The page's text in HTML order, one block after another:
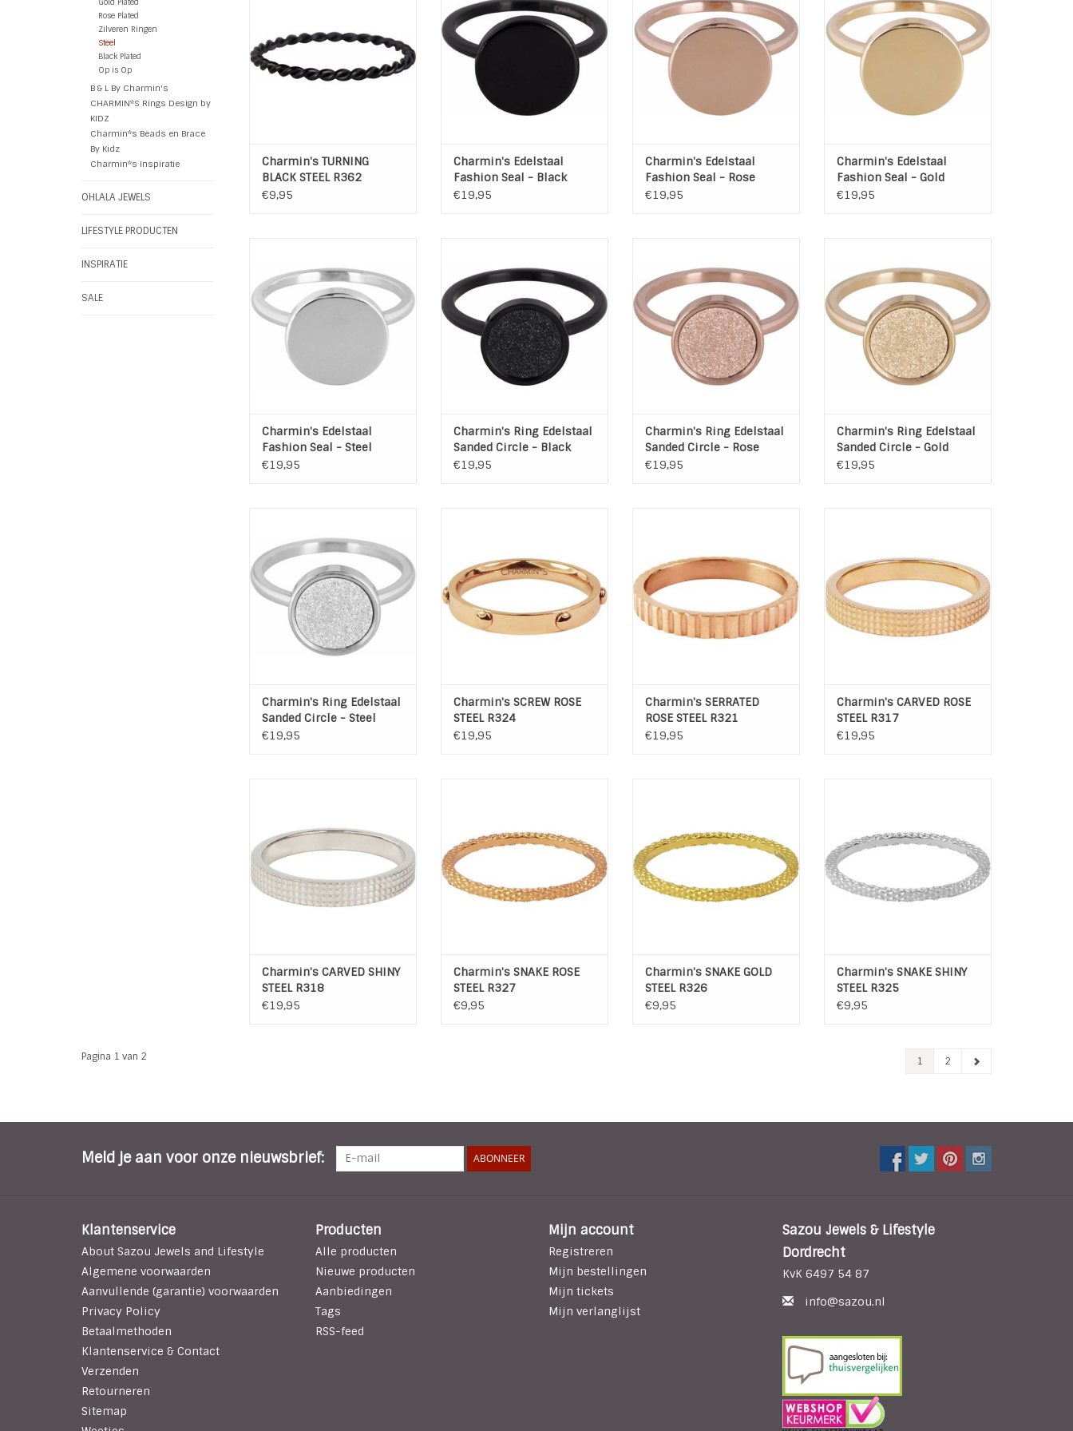
Rose Plated
Zilveren Ringen
Steel
Black Plated
Op is Op
B & L By Charmin's
CHARMIN*S Rings Design by
KIDZ
Charmin*s Beads en Brace
By Kidz
Charmin*s Inspiratie
OHLALA JEWELS
LIFESTYLE PRODUCTEN
INSPIRATIE
SALE
TOEVOEGEN AAN WINKELWAGEN
Charmin's TURNING
BLACK STEEL R362
€9,95
Edelstaal Fashion Seal - Black
Kleur: Zwart
Materiaal: Hoogwaardig
Edelstaal - Black Plated
TOEVOEGEN AAN WINKELWAGEN
Charmin's Edelstaal
Fashion Seal - Black
€19,95
Ring Edelstaal Fashion Seal -
Rose
Materiaal: Hoogwaardig
Edelstaal - Rose Plated
TOEVOEGEN AAN WINKELWAGEN
Charmin's Edelstaal
Fashion Seal - Rose
€19,95
Edelstaal Fashion Seal - Gold
Kleur: Goud
Materiaal: Hoogwaardig
Edelstaal - Gold Plated
TOEVOEGEN AAN WINKELWAGEN
Charmin's Edelstaal
Fashion Seal - Gold
€19,95
Kleur: Zilver
Materiaal: Hoogwaardig
TOEVOEGEN AAN WINKELWAGEN
Charmin's Edelstaal
Fashion Seal - Steel
€19,95
Kleur: Zwart
Materiaal: L316 Hoogwaardig
Edelstaal Black Plated
TOEVOEGEN AAN WINKELWAGEN
Charmin's Ring Edelstaal
Sanded Circle - Black
€19,95
Ring L316 Edelstaal Sanded
Circle - Rose
Kleur: Rose
Materiaal: Hoogwaardig
Edelstaal Rose Plated
TOEVOEGEN AAN WINKELWAGEN
Charmin's Ring Edelstaal
Sanded Circle - Rose
€19,95
Ring Edelstaal Sanded Circle -
Gold
Kleur: Goud
Materiaal: L316 Hoogwaardig
Edelstaal Gold Plated
TOEVOEGEN AAN WINKELWAGEN
Charmin's Ring Edelstaal
Sanded Circle - Gold
€19,95
Ring Edelstaal Sanded Circle -
Steel
Kleur: Zilver
Materiaal: L316 Hoogwaardig
Edelstaal
TOEVOEGEN AAN WINKELWAGEN
Charmin's Ring Edelstaal
Sanded Circle - Steel
€19,95
ringen zoals bijvoorbeeld op
foto 2
Materiaal: Steel / Rose Plated
TOEVOEGEN AAN WINKELWAGEN
Charmin's SCREW ROSE
STEEL R324
€19,95
TOEVOEGEN AAN WINKELWAGEN
Charmin's SERRATED
ROSE STEEL R321
€19,95
leuke set zoals op de 2e
voorbeeld foto
Materiaal: 316L Stainless Steel
- Rose Plated
TOEVOEGEN AAN WINKELWAGEN
Charmin's CARVED ROSE
STEEL R317
€19,95
TOEVOEGEN AAN WINKELWAGEN
Charmin's CARVED SHINY
STEEL R318
€19,95
Charmin's SNAKE ROSE
STEEL R327
€9,95
Charmin's SNAKE GOLD
STEEL R326
€9,95
Charmin's SNAKE SHINY
STEEL R325
€9,95
Pagina 1 van 2 1 2
Meld je aan voor onze nieuwsbrief: ABONNEER
Klantenservice
About Sazou Jewels and Lifestyle
Algemene voorwaarden
Aanvullende (garantie) voorwaarden
Privacy Policy
Betaalmethoden
Klantenservice & Contact
Verzenden
Retourneren
Sitemap
Producten
Alle producten
Nieuwe producten
Aanbiedingen
Tags
RSS-feed
Mijn account
Registreren
Mijn bestellingen
Mijn tickets
Mijn verlanglijst
Sazou Jewels & Lifestyle
Dordrecht
KvK 6497 54 87
info@sazou.nl